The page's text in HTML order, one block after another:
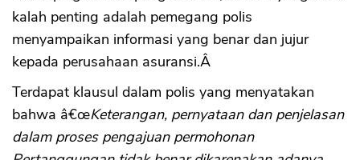
kalah penting adalah pemegang polis
menyampaikan informasi yang benar dan jujur
kepada perusahaan asuransi.Â
Terdapat klausul dalam polis yang menyatakan
bahwa â€œKeterangan, pernyataan dan penjelasan
dalam proses pengajuan permohonan